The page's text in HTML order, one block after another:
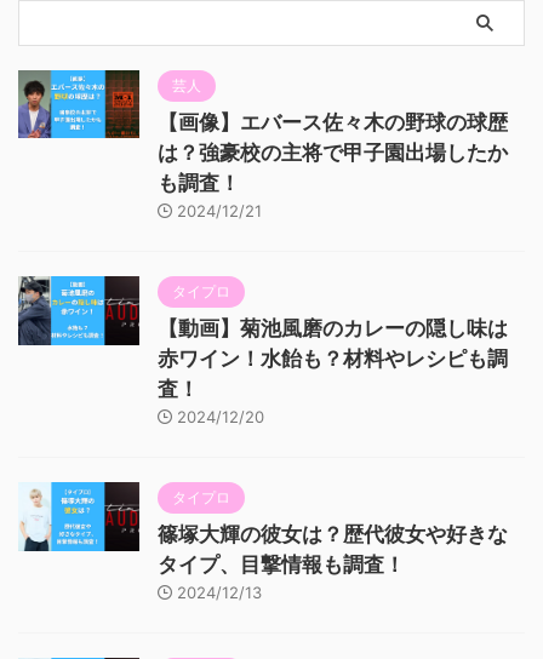
芸人
【画像】エバース佐々木の野球の球歴
は？強豪校の主将で甲子園出場したか
も調査！
2024/12/21
タイプロ
【動画】菊池風磨のカレーの隠し味は
赤ワイン！水飴も？材料やレシピも調
査！
2024/12/20
タイプロ
篠塚大輝の彼女は？歴代彼女や好きな
タイプ、目撃情報も調査！
2024/12/13